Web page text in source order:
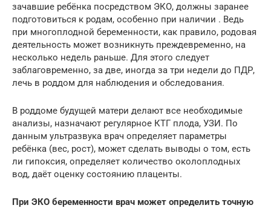
зачавшие ребёнка посредством ЭКО, должны заранее
подготовиться к родам, особенно при наличии . Ведь
при многоплодной беременности, как правило, родовая
деятельность может возникнуть преждевременно, на
несколько недель раньше. Для этого следует
заблаговременно, за две, иногда за три недели до ПДР,
лечь в роддом для наблюдения и обследования.
В роддоме будущей матери делают все необходимые
анализы, назначают регулярное КТГ плода, УЗИ. По
данным ультразвука врач определяет параметры
ребёнка (вес, рост), может сделать выводы о том, есть
ли гипоксия, определяет количество околоплодных
вод, даёт оценку состоянию плаценты.
При ЭКО беременности врач может определить точную